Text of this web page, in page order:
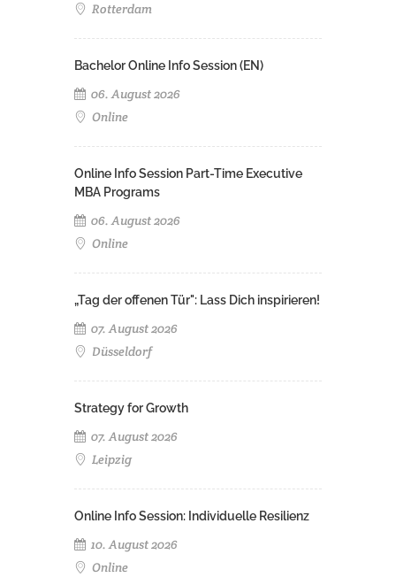
Rotterdam
Bachelor Online Info Session (EN)
06. August 2026
Online
Online Info Session Part-Time Executive
MBA Programs
06. August 2026
Online
„Tag der offenen Tür": Lass Dich inspirieren!
07. August 2026
Düsseldorf
Strategy for Growth
07. August 2026
Leipzig
Online Info Session: Individuelle Resilienz
10. August 2026
Online